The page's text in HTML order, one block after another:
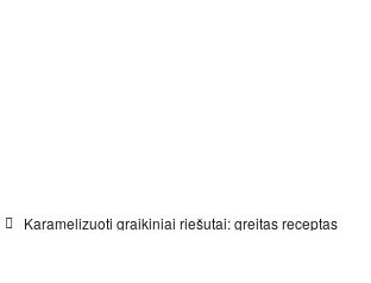
Karamelizuoti graikiniai riešutai: greitas receptas